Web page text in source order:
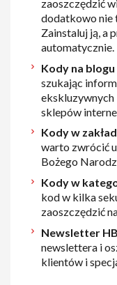
zaoszczędzić
dodatkowo nie
Zainstaluj ją, a
automatycznie.
Kody na
szukając
sklepów
Kody w
warto zwrócić
Bożego
Kody w
kod w kilka
zaoszczędzić
Newsletter
newslettera i
klientów i